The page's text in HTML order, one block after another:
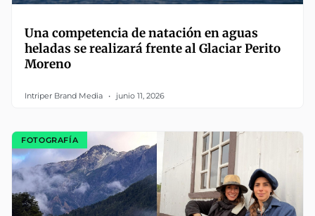
Una competencia de natación en aguas
heladas se realizará frente al Glaciar Perito
Moreno
Intriper Brand Media junio 11, 2026
FOTOGRAFÍA